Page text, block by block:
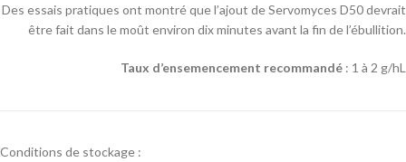
Des essais pratiques ont montré que l’ajout de Servomyces D50 devrait
être fait dans le moût environ dix minutes avant la fin de l’ébullition.
Taux d’ensemencement recommandé : 1 à 2 g/hL
Conditions de stockage :